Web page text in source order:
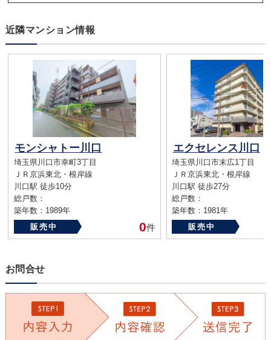
近隣マンション情報
モンシャトー川口
埼玉県川口市幸町3丁目
ＪＲ京浜東北・根岸線
川口駅 徒歩10分
総戸数：
築年数：1989年
販売中
0件
エクセレンス川口
埼玉県川口市末広1丁目
ＪＲ京浜東北・根岸線
川口駅 徒歩27分
総戸数：
築年数：1981年
販売中
お問合せ